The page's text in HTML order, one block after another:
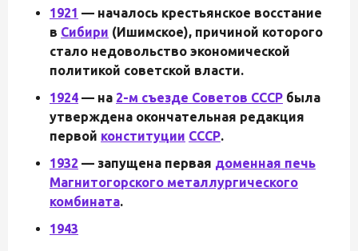
1921 — началось крестьянское восстание
в Сибири (Ишимское), причиной которого
стало недовольство экономической
политикой советской власти.
1924 — на 2-м съезде Советов СССР была
утверждена окончательная редакция
первой конституции СССР.
1932 — запущена первая доменная печь
Магнитогорского металлургического
комбината.
1943